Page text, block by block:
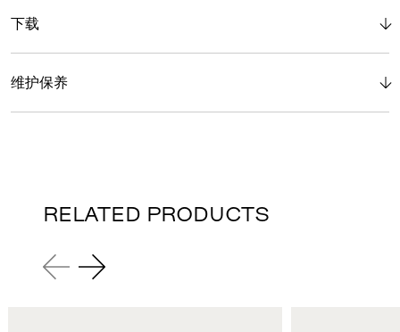
下载
维护保养
RELATED PRODUCTS